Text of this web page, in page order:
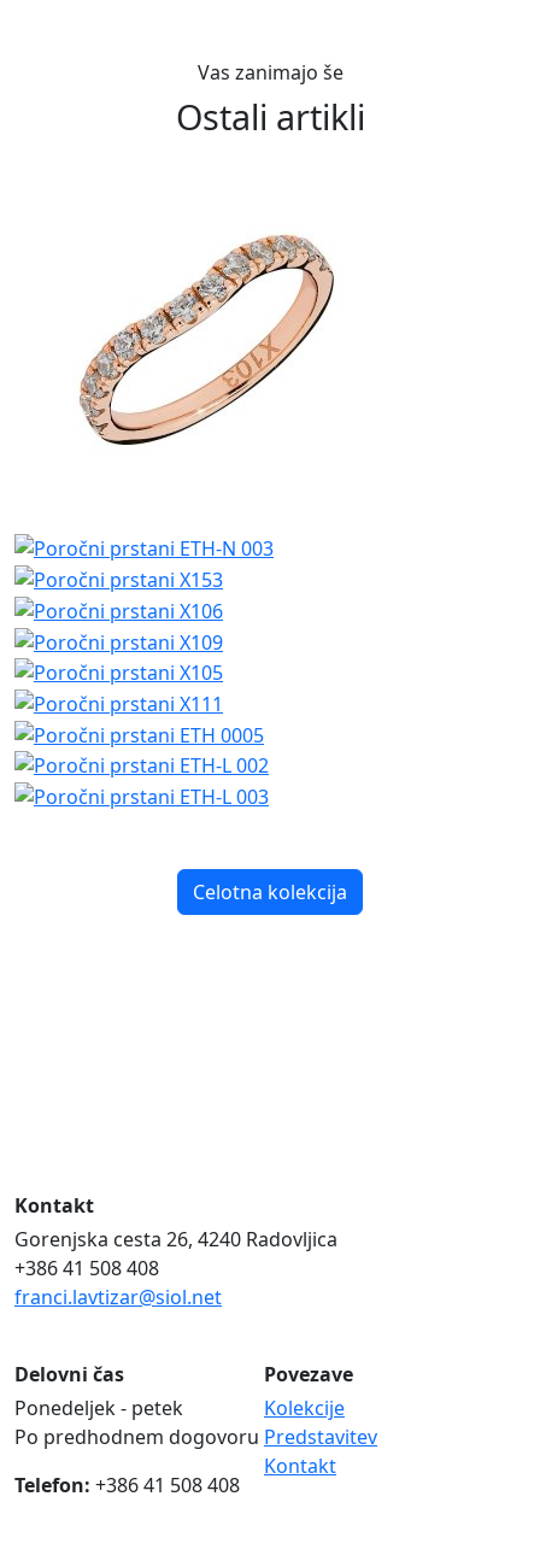
Vas zanimajo še
Ostali artikli
Celotna kolekcija
Kontakt
Gorenjska cesta 26, 4240 Radovljica
+386 41 508 408
franci.lavtizar@siol.net
Delovni čas
Ponedeljek - petek
Po predhodnem dogovoru
Telefon: +386 41 508 408
Povezave
Kolekcije
Predstavitev
Kontakt